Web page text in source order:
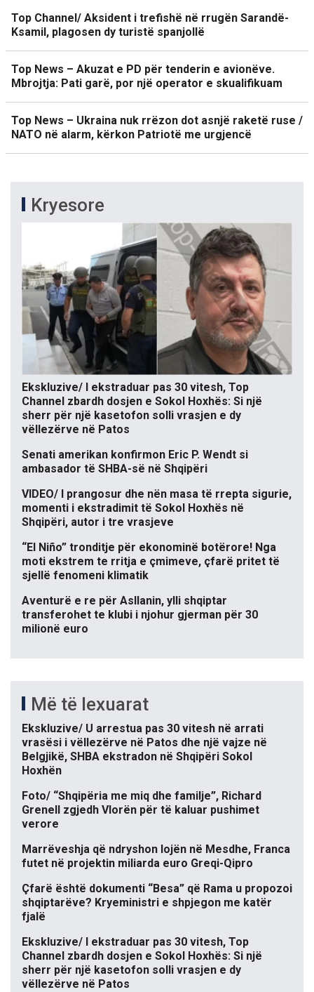
Top Channel/ Aksident i trefishë në rrugën Sarandë-
Ksamil, plagosen dy turistë spanjollë
Top News – Akuzat e PD për tenderin e avionëve.
Mbrojtja: Pati garë, por një operator e skualifikuam
Top News – Ukraina nuk rrëzon dot asnjë raketë ruse /
NATO në alarm, kërkon Patriotë me urgjencë
Kryesore
Ekskluzive/ I ekstraduar pas 30 vitesh, Top
Channel zbardh dosjen e Sokol Hoxhës: Si një
sherr për një kasetofon solli vrasjen e dy
vëllezërve në Patos
Senati amerikan konfirmon Eric P. Wendt si
ambasador të SHBA-së në Shqipëri
VIDEO/ I prangosur dhe nën masa të rrepta sigurie,
momenti i ekstradimit të Sokol Hoxhës në
Shqipëri, autor i tre vrasjeve
“El Niño” tronditje për ekonominë botërore! Nga
moti ekstrem te rritja e çmimeve, çfarë pritet të
sjellë fenomeni klimatik
Aventurë e re për Asllanin, ylli shqiptar
transferohet te klubi i njohur gjerman për 30
milionë euro
Më të lexuarat
Ekskluzive/ U arrestua pas 30 vitesh në arrati
vrasësi i vëllezërve në Patos dhe një vajze në
Belgjikë, SHBA ekstradon në Shqipëri Sokol
Hoxhën
Foto/ “Shqipëria me miq dhe familje”, Richard
Grenell zgjedh Vlorën për të kaluar pushimet
verore
Marrëveshja që ndryshon lojën në Mesdhe, Franca
futet në projektin miliarda euro Greqi-Qipro
Çfarë është dokumenti “Besa” që Rama u propozoi
shqiptarëve? Kryeministri e shpjegon me katër
fjalë
Ekskluzive/ I ekstraduar pas 30 vitesh, Top
Channel zbardh dosjen e Sokol Hoxhës: Si një
sherr për një kasetofon solli vrasjen e dy
vëllezërve në Patos